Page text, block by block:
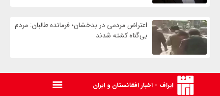
اعتراض مردمی در بدخشان؛ فرمانده طالبان: مردم
بی‌گناه کشته شدند
ایراف - اخبار افغانستان و ایران